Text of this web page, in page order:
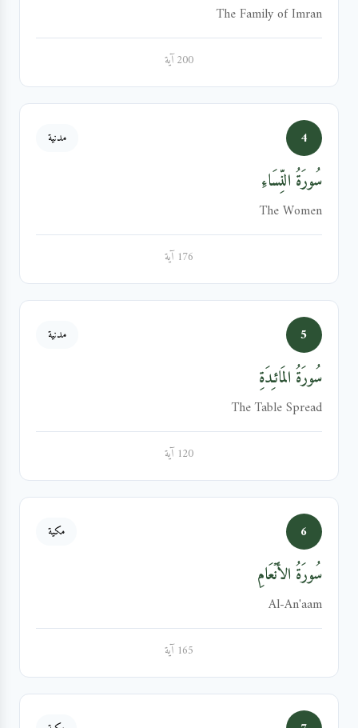
The Family of Imran
200 آية
4 مدنية
سُورَةُ النِّسَاءِ
The Women
176 آية
5 مدنية
سُورَةُ المَائـِدَةِ
The Table Spread
120 آية
6 مكية
سُورَةُ الأَنۡعَامِ
Al-An'aam
165 آية